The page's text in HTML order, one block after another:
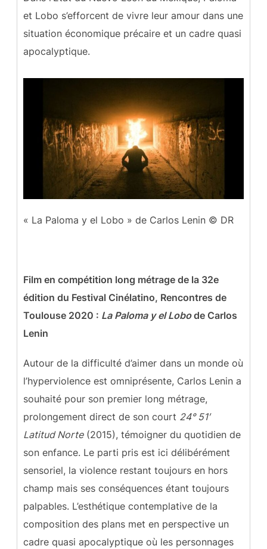
et Lobo s’efforcent de vivre leur amour dans une
situation économique précaire et un cadre quasi
apocalyptique.
« La Paloma y el Lobo » de Carlos Lenin © DR
Film en compétition long métrage de la 32e
édition du Festival Cinélatino, Rencontres de
Toulouse 2020 : La Paloma y el Lobode Carlos
Lenin
Autour de la difficulté d’aimer dans un monde où
l’hyperviolence est omniprésente, Carlos Lenin a
souhaité pour son premier long métrage,
prolongement direct de son court 24° 51′
Latitud Norte(2015), témoigner du quotidien de
son enfance. Le parti pris est ici délibérément
sensoriel, la violence restant toujours en hors
champ mais ses conséquences étant toujours
palpables. L’esthétique contemplative de la
composition des plans met en perspective un
cadre quasi apocalyptique où les personnages